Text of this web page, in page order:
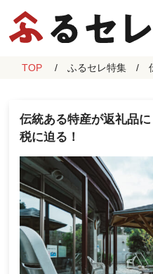
TOP ふるセレ特集
伝統ある特産が返礼品
税に迫る！